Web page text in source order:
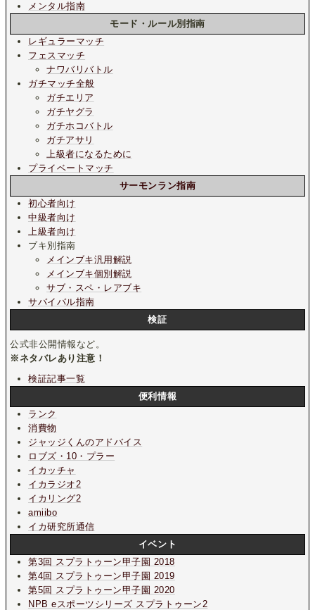
メンタル指南
モード・ルール別指南
レギュラーマッチ
フェスマッチ
ナワバリバトル
ガチマッチ全般
ガチエリア
ガチヤグラ
ガチホコバトル
ガチアサリ
上級者になるために
プライベートマッチ
サーモンラン指南
初心者向け
中級者向け
上級者向け
ブキ別指南
メインブキ汎用解説
メインブキ個別解説
サブ・スペ・レアブキ
サバイバル指南
検証
公式非公開情報など。
※ネタバレあり注意！
検証記事一覧
便利情報
ランク
消費物
ジャッジくんのアドバイス
ロブズ・10・プラー
イカッチャ
イカラジオ2
イカリング2
amiibo
イカ研究所通信
イベント
第3回 スプラトゥーン甲子園 2018
第4回 スプラトゥーン甲子園 2019
第5回 スプラトゥーン甲子園 2020
NPB eスポーツシリーズ スプラトゥーン2